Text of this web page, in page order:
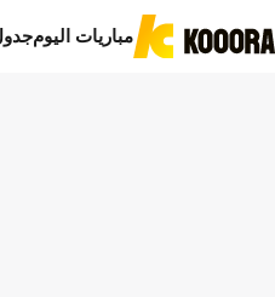
مباريات اليوم